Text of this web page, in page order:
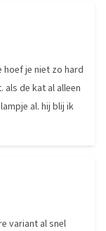
je niet zo hard
de kat al alleen
al. hij blij ik
variant al snel